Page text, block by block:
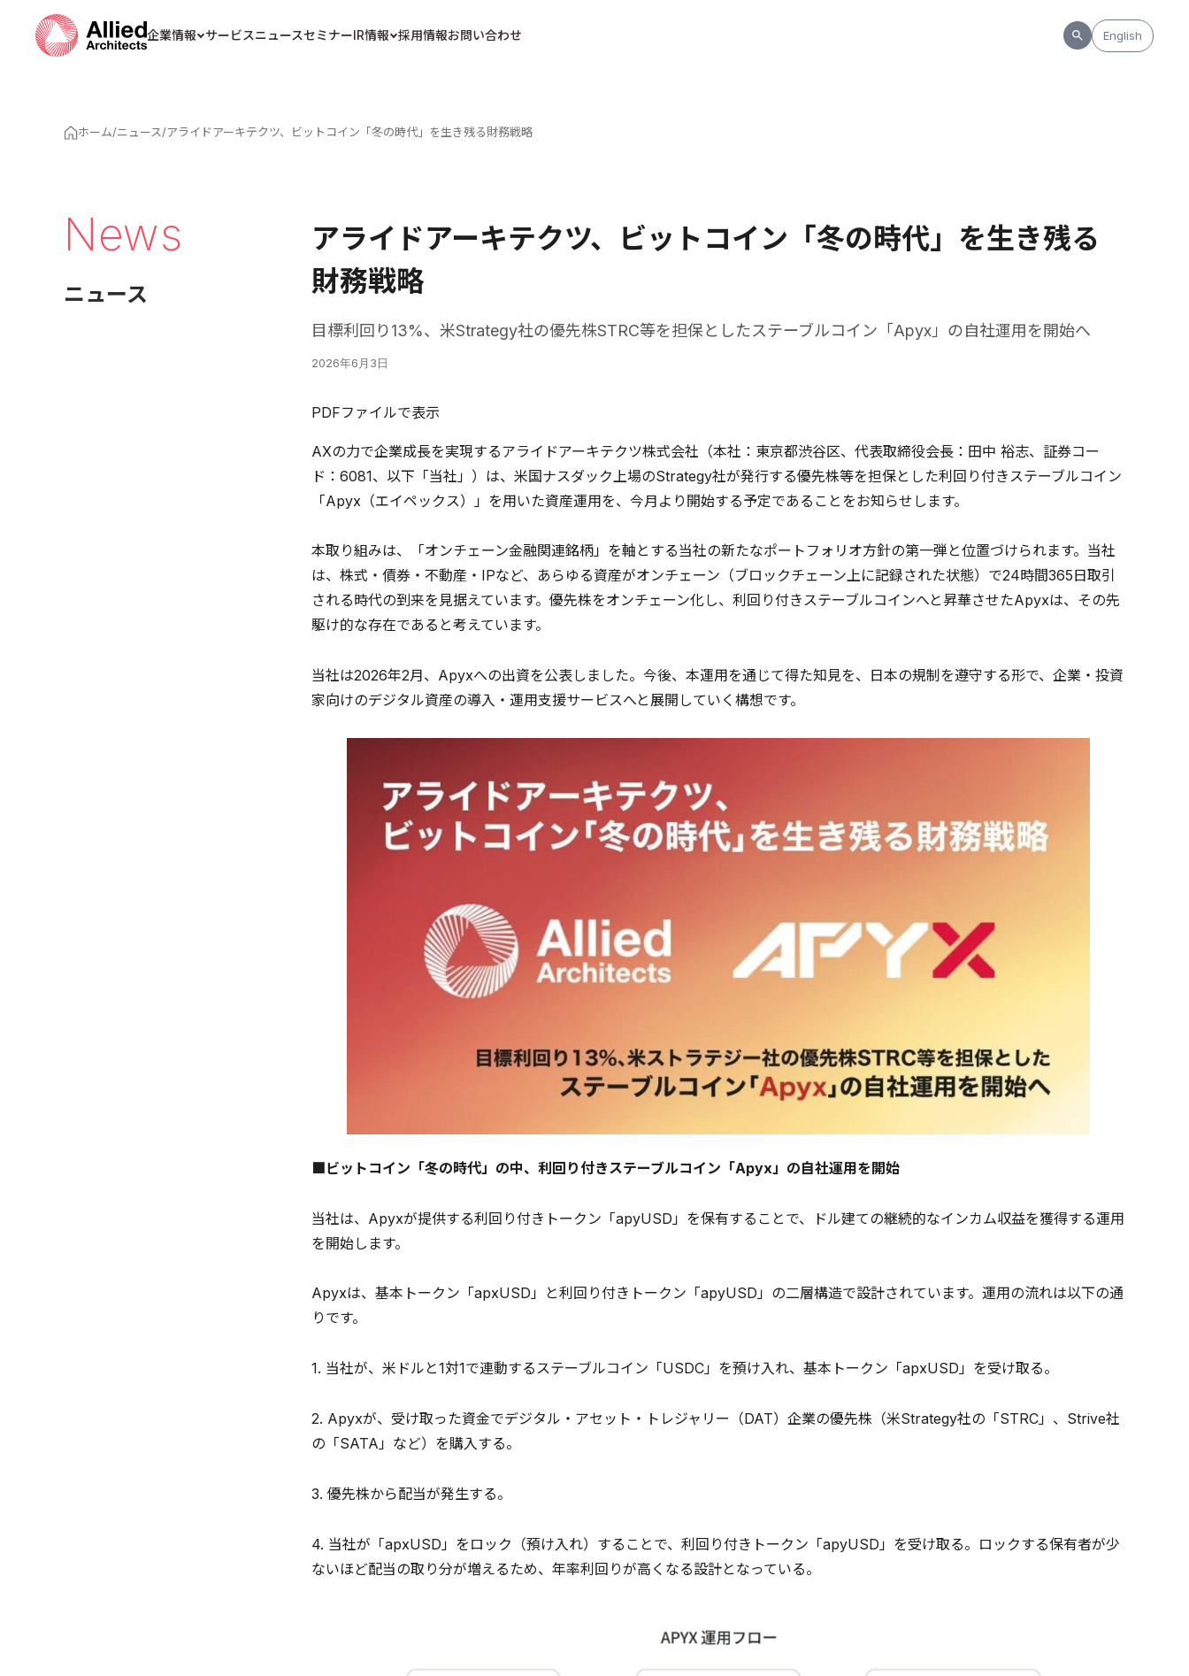
企業情報 サービスニュースセミナーIR情報 採用情報お問い合わせ English
ホーム/ニュース/アライドアーキテクツ、ビットコイン「冬の時代」を生き残る財務戦略
News
ニュース
アライドアーキテクツ、ビットコイン「冬の時代」を生き残る
財務戦略
目標利回り13%、米Strategy社の優先株STRC等を担保としたステーブルコイン「Apyx」の自社運用を開始へ
2026年6月3日
PDFファイルで表示
AXの力で企業成長を実現するアライドアーキテクツ株式会社（本社：東京都渋谷区、代表取締役会長：田中 裕志、証券コー
ド：6081、以下「当社」）は、米国ナスダック上場のStrategy社が発行する優先株等を担保とした利回り付きステーブルコイン
「Apyx（エイペックス）」を用いた資産運用を、今月より開始する予定であることをお知らせします。
本取り組みは、「オンチェーン金融関連銘柄」を軸とする当社の新たなポートフォリオ方針の第一弾と位置づけられます。当社
は、株式・債券・不動産・IPなど、あらゆる資産がオンチェーン（ブロックチェーン上に記録された状態）で24時間365日取引
される時代の到来を見据えています。優先株をオンチェーン化し、利回り付きステーブルコインへと昇華させたApyxは、その先
駆け的な存在であると考えています。
当社は2026年2月、Apyxへの出資を公表しました。今後、本運用を通じて得た知見を、日本の規制を遵守する形で、企業・投資
家向けのデジタル資産の導入・運用支援サービスへと展開していく構想です。
■ビットコイン「冬の時代」の中、利回り付きステーブルコイン「Apyx」の自社運用を開始
当社は、Apyxが提供する利回り付きトークン「apyUSD」を保有することで、ドル建ての継続的なインカム収益を獲得する運用
を開始します。
Apyxは、基本トークン「apxUSD」と利回り付きトークン「apyUSD」の二層構造で設計されています。運用の流れは以下の通
りです。
1. 当社が、米ドルと1対1で連動するステーブルコイン「USDC」を預け入れ、基本トークン「apxUSD」を受け取る。
2. Apyxが、受け取った資金でデジタル・アセット・トレジャリー（DAT）企業の優先株（米Strategy社の「STRC」、Strive社
の「SATA」など）を購入する。
3. 優先株から配当が発生する。
4. 当社が「apxUSD」をロック（預け入れ）することで、利回り付きトークン「apyUSD」を受け取る。ロックする保有者が少
ないほど配当の取り分が増えるため、年率利回りが高くなる設計となっている。